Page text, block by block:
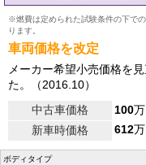
※燃費は定められた試験条件の下で
ります。
車両価格を改定
メーカー希望小売価格を
た。（2016.10）
中古車価格
100
新車時価格
612
ボディタイプ